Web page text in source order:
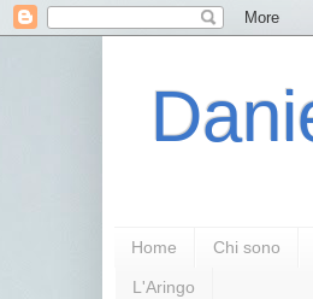
Home Chi sono
L'Aringo